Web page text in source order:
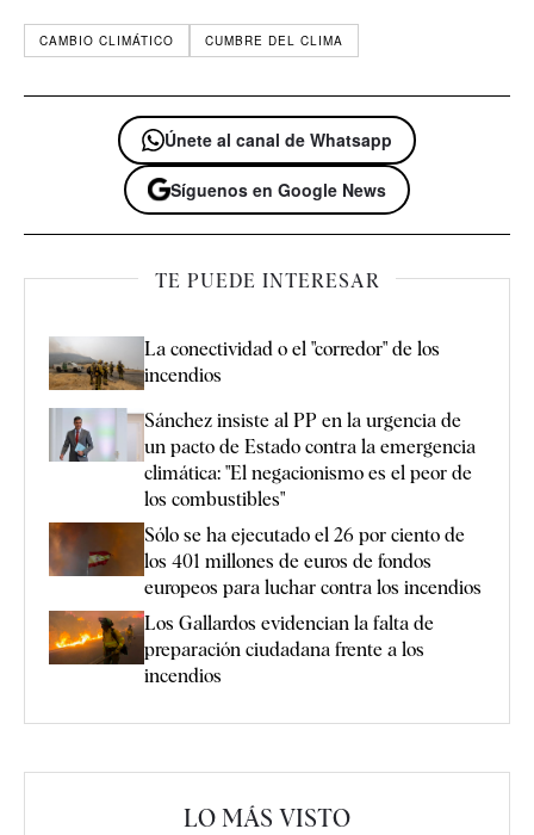
CAMBIO CLIMÁTICO CUMBRE DEL CLIMA
Únete al canal de Whatsapp
Síguenos en Google News
TE PUEDE INTERESAR
La conectividad o el "corredor" de los
incendios
Sánchez insiste al PP en la urgencia de
un pacto de Estado contra la emergencia
climática: "El negacionismo es el peor de
los combustibles"
Sólo se ha ejecutado el 26 por ciento de
los 401 millones de euros de fondos
europeos para luchar contra los incendios
Los Gallardos evidencian la falta de
preparación ciudadana frente a los
incendios
LO MÁS VISTO